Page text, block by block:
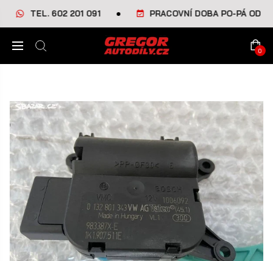
TEL. 602 201 091 PRACOVNÍ DOBA PO-PÁ OD 8-
0